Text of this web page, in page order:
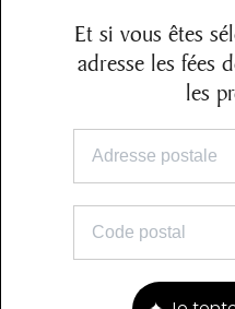
Et si vous êtes
adresse les fées
les